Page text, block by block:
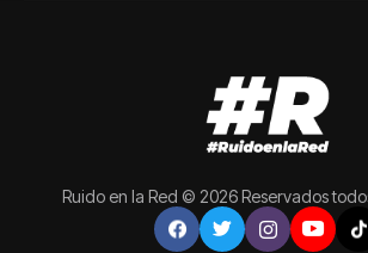
Ruido en la Red © 2026 Reservados